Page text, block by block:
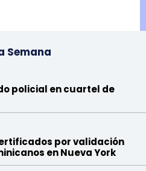
Semana
policial en cuartel de
por validación
en Nueva York